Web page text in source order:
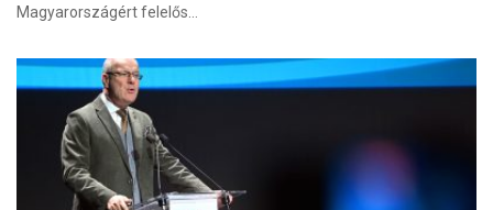
Magyarországért felelős…